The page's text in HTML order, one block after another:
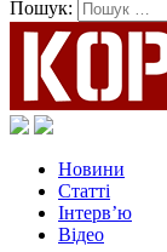
Пошук:
Новини
Статті
Інтерв’ю
Відео